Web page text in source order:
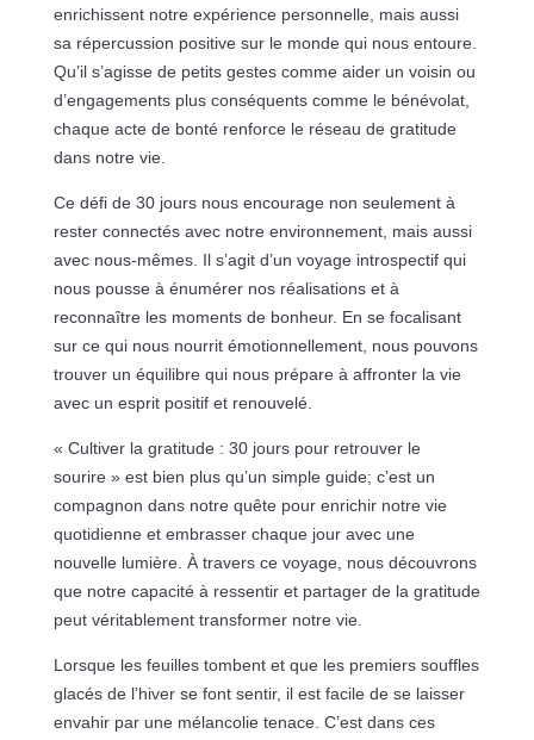
enrichissent notre expérience personnelle, mais aussi
sa répercussion positive sur le monde qui nous entoure.
Qu’il s’agisse de petits gestes comme aider un voisin ou
d’engagements plus conséquents comme le bénévolat,
chaque acte de bonté renforce le réseau de gratitude
dans notre vie.
Ce défi de 30 jours nous encourage non seulement à
rester connectés avec notre environnement, mais aussi
avec nous-mêmes. Il s’agit d’un voyage introspectif qui
nous pousse à énumérer nos réalisations et à
reconnaître les moments de bonheur. En se focalisant
sur ce qui nous nourrit émotionnellement, nous pouvons
trouver un équilibre qui nous prépare à affronter la vie
avec un esprit positif et renouvelé.
« Cultiver la gratitude : 30 jours pour retrouver le
sourire » est bien plus qu’un simple guide; c’est un
compagnon dans notre quête pour enrichir notre vie
quotidienne et embrasser chaque jour avec une
nouvelle lumière. À travers ce voyage, nous découvrons
que notre capacité à ressentir et partager de la gratitude
peut véritablement transformer notre vie.
Lorsque les feuilles tombent et que les premiers souffles
glacés de l’hiver se font sentir, il est facile de se laisser
envahir par une mélancolie tenace. C’est dans ces